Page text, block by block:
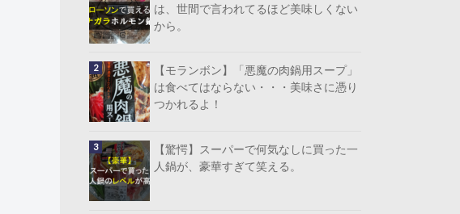
は、世間で言われてるほど美味しくない
から。
【モランボン】「悪魔の肉鍋用スープ」
は食べてはならない・・・美味さに憑り
つかれるよ！
【驚愕】スーパーで何気なしに買った一
人鍋が、豪華すぎて笑える。